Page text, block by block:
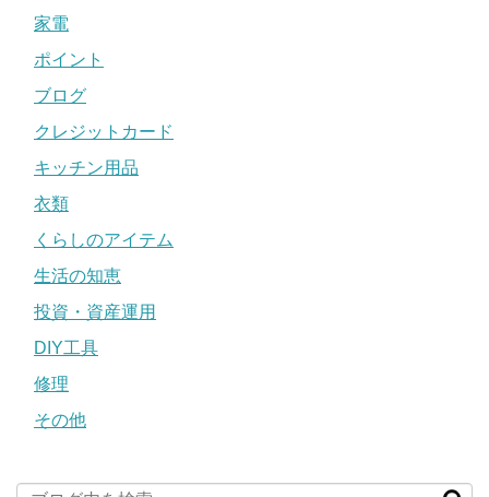
家電
ポイント
ブログ
クレジットカード
キッチン用品
衣類
くらしのアイテム
生活の知恵
投資・資産運用
DIY工具
修理
その他